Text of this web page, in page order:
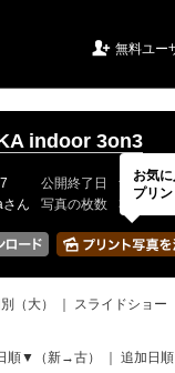
 無料ユー
indoor 3on3
公開終了日 無期限
ん 写真の枚数 39 / 2000
（大）
スライドショー
順▼（新→古） 追加日
お気
プリ